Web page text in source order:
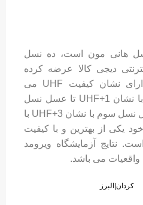
هانی مون است، ده نسل
دیجی کالا عرضه کرده
است. کلیه این عسلها دارای نشان کیفیت UHF می
باشند. از عسل نسل اول با نشان UHF+1 تا عسل نسل
ده با نشان UHF+10 .عسل نسل سوم با نشان UHF+3 با
یکی از بهترین و با کیفیت
نتایج آزمایشگاه ویرومد
می باشد.
کردان|البرز